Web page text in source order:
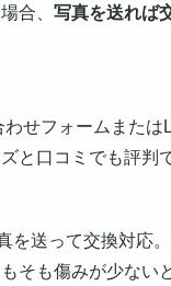
合、 写真を送れば
せフォームまたは
と口コミでも評判
を送って交換対応
そも傷みが少ない